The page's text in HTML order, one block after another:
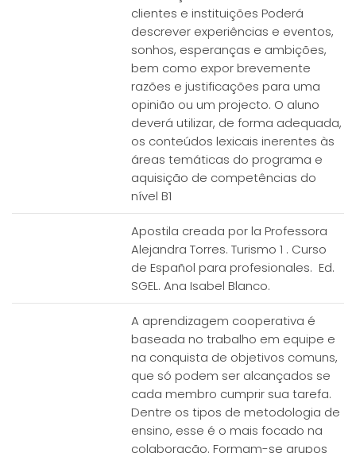
clientes e instituições Poderá
descrever experiências e eventos,
sonhos, esperanças e ambições,
bem como expor brevemente
razões e justificações para uma
opinião ou um projecto. O aluno
deverá utilizar, de forma adequada,
os conteúdos lexicais inerentes às
áreas temáticas do programa e
aquisição de competências do
nível B1
Apostila creada por la Professora
Alejandra Torres. Turismo 1 . Curso
de Español para profesionales. Ed.
SGEL. Ana Isabel Blanco.
A aprendizagem cooperativa é
baseada no trabalho em equipe e
na conquista de objetivos comuns,
que só podem ser alcançados se
cada membro cumprir sua tarefa.
Dentre os tipos de metodologia de
ensino, esse é o mais focado na
colaboração. Formam-se grupos